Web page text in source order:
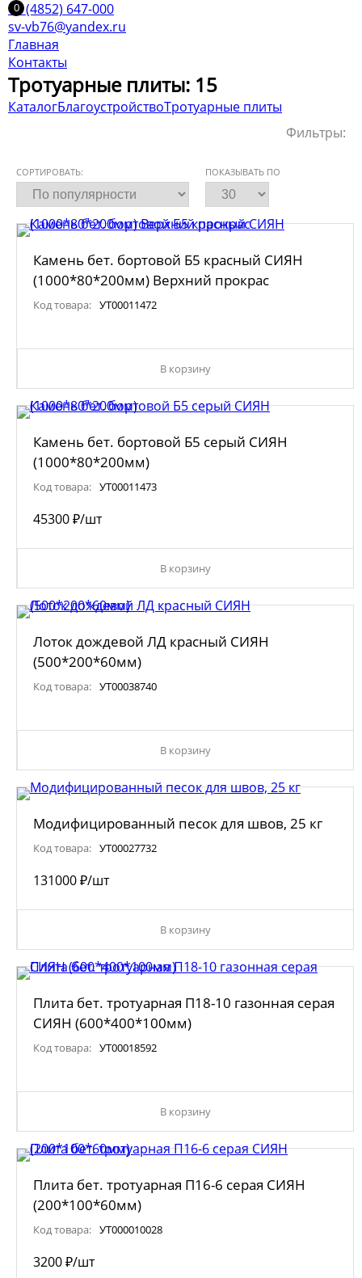
+7 (4852) 647-000
sv-vb76@yandex.ru
Главная
Контакты
Тротуарные плиты: 15
КаталогБлагоустройствоТротуарные плиты
Фильтры:
СОРТИРОВАТЬ: ПОКАЗЫВАТЬ ПО
Камень бет. бортовой Б5 красный СИЯН
(1000*80*200мм) Верхний прокрас
Код товара: УТ00011472
В корзину
Камень бет. бортовой Б5 серый СИЯН
(1000*80*200мм)
Код товара: УТ00011473
45300₽/шт
В корзину
Лоток дождевой ЛД красный СИЯН
(500*200*60мм)
Код товара: УТ00038740
В корзину
Модифицированный песок для швов, 25 кг
Код товара: УТ00027732
131000₽/шт
В корзину
Плита бет. тротуарная П18-10 газонная серая
СИЯН (600*400*100мм)
Код товара: УТ00018592
В корзину
Плита бет. тротуарная П16-6 серая СИЯН
(200*100*60мм)
Код товара: УТ000010028
3200₽/шт